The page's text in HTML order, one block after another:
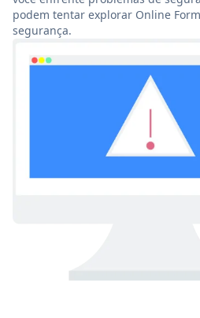
podem tentar explorar Online
segurança.